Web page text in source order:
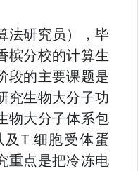
法研究员），毕
槟分校的计算⽣
段的主要课题是
究⽣物⼤分⼦功
物⼤分⼦体系包
T 细胞受体蛋
重点是把冷冻电